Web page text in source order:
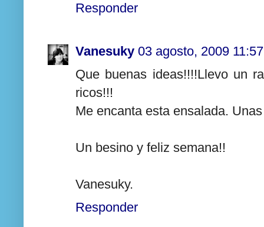
Responder
Vanesuky 03 agosto, 2009 11:57
Que buenas ideas!!!!Llevo un
ricos!!!
Me encanta esta ensalada.
Un besino y feliz semana!!
Vanesuky.
Responder